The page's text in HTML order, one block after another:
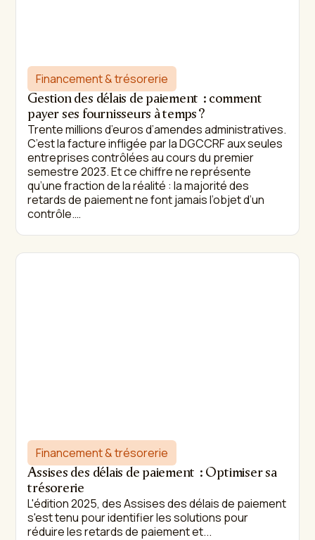
Financement & trésorerie
Gestion des délais de paiement : comment
payer ses fournisseurs à temps ?
Trente millions d’euros d’amendes administratives.
C’est la facture infligée par la DGCCRF aux seules
entreprises contrôlées au cours du premier
semestre 2023. Et ce chiffre ne représente
qu’une fraction de la réalité : la majorité des
retards de paiement ne font jamais l’objet d’un
contrôle.…
Financement & trésorerie
Assises des délais de paiement : Optimiser sa
trésorerie
L'édition 2025, des Assises des délais de paiement
s'est tenu pour identifier les solutions pour
réduire les retards de paiement et...